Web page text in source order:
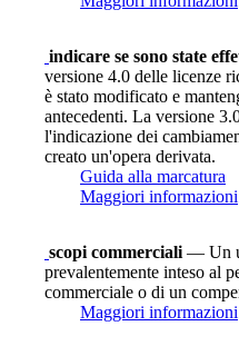
indicare se sono state
versione 4.0 delle licenze
è stato modificato e
antecedenti. La versione
l'indicazione dei
creato un'opera derivata.
Guida alla marcatura
Maggiori informazioni
scopi commerciali — Un
prevalentemente inteso al
commerciale o di un
Maggiori informazioni